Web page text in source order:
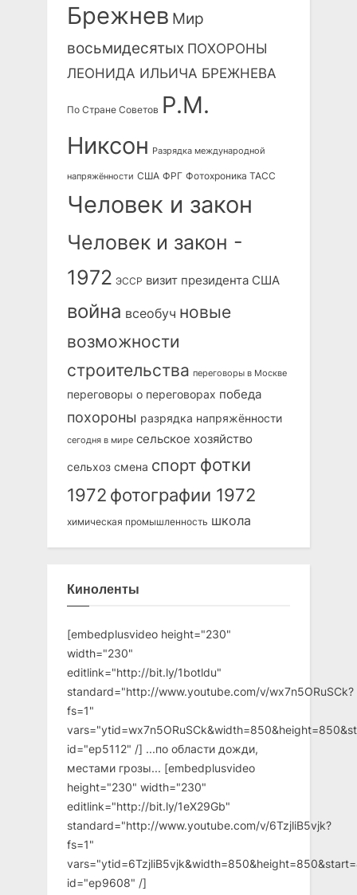
Брежнев Мир
восьмидесятых ПОХОРОНЫ
ЛЕОНИДА ИЛЬИЧА БРЕЖНЕВА
По Стране Советов Р.М.
Никсон Разрядка международной
напряжённости США ФРГ Фотохроника ТАСС
Человек и закон
Человек и закон -
1972 ЭССР визит президента США
война всеобуч новые
возможности
строительства переговоры в Москве
переговоры о переговорах победа
похороны разрядка напряжённости
сегодня в мире сельское хозяйство
сельхоз смена спорт фотки
1972 фотографии 1972
химическая промышленность школа
Киноленты
[embedplusvideo height="230"
width="230"
editlink="http://bit.ly/1botldu"
standard="http://www.youtube.com/v/wx7n5ORuSCk?
fs=1"
id="ep5112" /] ...по области дожди,
местами грозы... [embedplusvideo
height="230" width="230"
editlink="http://bit.ly/1eX29Gb"
standard="http://www.youtube.com/v/6TzjliB5vjk?
fs=1"
id="ep9608" /]